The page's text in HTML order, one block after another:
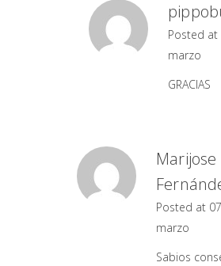
Posted at
marzo
GRACIAS
Posted at
marzo
Sabios